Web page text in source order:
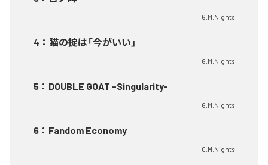
G.M.Nights
4 ： 猫の掟は「今がいい」
G.M.Nights
5 ： DOUBLE GOAT -Singularity-
G.M.Nights
6 ： Fandom Economy
G.M.Nights